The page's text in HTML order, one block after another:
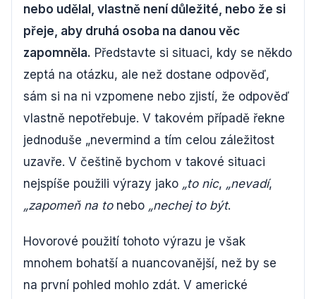
nebo udělal, vlastně není důležité, nebo že si
přeje, aby druhá osoba na danou věc
zapomněla. Představte si situaci, kdy se někdo
zeptá na otázku, ale než dostane odpověď,
sám si na ni vzpomene nebo zjistí, že odpověď
vlastně nepotřebuje. V takovém případě řekne
jednoduše „nevermind a tím celou záležitost
uzavře. V češtině bychom v takové situaci
nejspíše použili výrazy jako „to nic, „nevadí,
„zapomeň na tonebo „nechej to být.
Hovorové použití tohoto výrazu je však
mnohem bohatší a nuancovanější, než by se
na první pohled mohlo zdát. V americké